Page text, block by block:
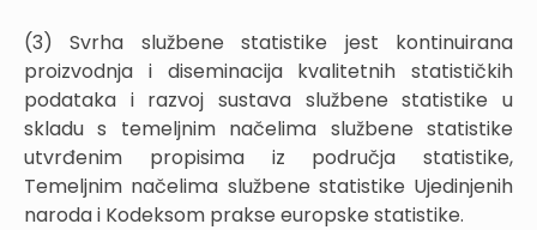
(3) Svrha službene statistike jest kontinuirana
proizvodnja i diseminacija kvalitetnih statističkih
podataka i razvoj sustava službene statistike u
skladu s temeljnim načelima službene statistike
utvrđenim propisima iz područja statistike,
Temeljnim načelima službene statistike Ujedinjenih
naroda i Kodeksom prakse europske statistike.